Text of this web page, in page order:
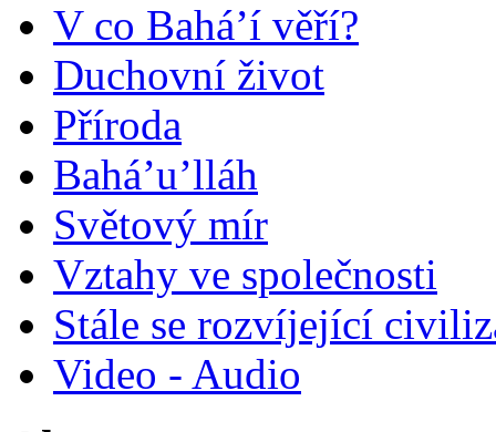
V co Bahá’í věří?
Duchovní život
Příroda
Bahá’u’lláh
Světový mír
Vztahy ve společnosti
Stále se rozvíjející
Video - Audio